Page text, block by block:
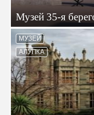
Музей 35-я
МУЗЕЙ
АЛУПКА